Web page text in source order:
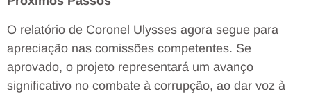
O relatório de Coronel Ulysses agora segue para
apreciação nas comissões competentes. Se
aprovado, o projeto representará um avanço
significativo no combate à corrupção, ao dar voz à